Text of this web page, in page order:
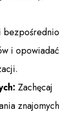
bezpośrednio
i opowiadać
Zachęcaj
znajomych